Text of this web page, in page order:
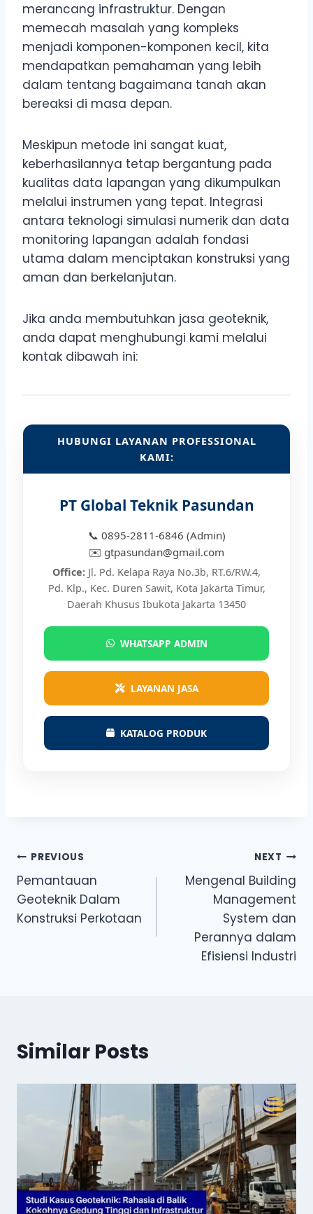
merancang infrastruktur. Dengan
memecah masalah yang kompleks
menjadi komponen-komponen kecil, kita
mendapatkan pemahaman yang lebih
dalam tentang bagaimana tanah akan
bereaksi di masa depan.
Meskipun metode ini sangat kuat,
keberhasilannya tetap bergantung pada
kualitas data lapangan yang dikumpulkan
melalui instrumen yang tepat. Integrasi
antara teknologi simulasi numerik dan data
monitoring lapangan adalah fondasi
utama dalam menciptakan konstruksi yang
aman dan berkelanjutan.
Jika anda membutuhkan jasa geoteknik,
anda dapat menghubungi kami melalui
kontak dibawah ini:
HUBUNGI LAYANAN PROFESSIONAL
KAMI:
PT Global Teknik Pasundan
📞 0895-2811-6846 (Admin)
✉️ gtpasundan@gmail.com
Office: Jl. Pd. Kelapa Raya No.3b, RT.6/RW.4,
Pd. Klp., Kec. Duren Sawit, Kota Jakarta Timur,
Daerah Khusus Ibukota Jakarta 13450
WHATSAPP ADMIN
LAYANAN JASA
KATALOG PRODUK
Post
navigation
PREVIOUS
Pemantauan
Geoteknik Dalam
Konstruksi Perkotaan
NEXT
Mengenal Building
Management
System dan
Perannya dalam
Efisiensi Industri
Similar Posts